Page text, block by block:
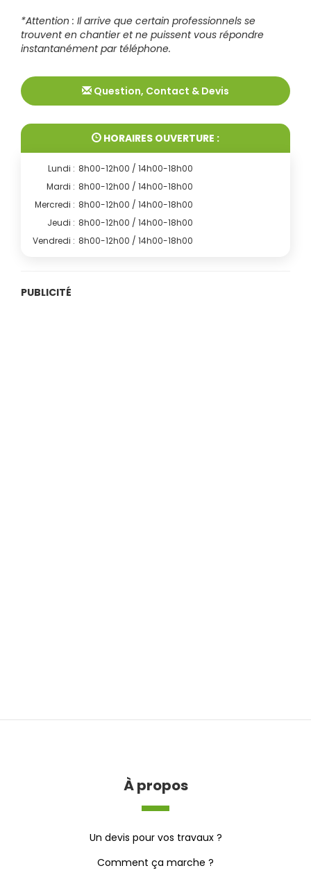
*Attention : Il arrive que certain professionnels se
trouvent en chantier et ne puissent vous répondre
instantanément par téléphone.
Question, Contact & Devis
HORAIRES OUVERTURE :
Lundi : 8h00-12h00 / 14h00-18h00
Mardi : 8h00-12h00 / 14h00-18h00
Mercredi : 8h00-12h00 / 14h00-18h00
Jeudi : 8h00-12h00 / 14h00-18h00
Vendredi : 8h00-12h00 / 14h00-18h00
PUBLICITÉ
À propos
Un devis pour vos travaux ?
Comment ça marche ?